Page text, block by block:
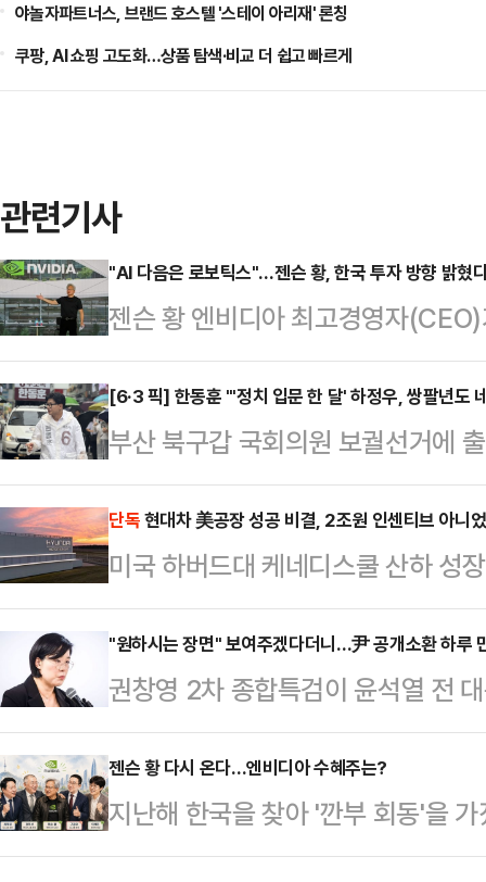
야놀자파트너스, 브랜드 호스텔 '스테이 아리재' 론칭
쿠팡, AI 쇼핑 고도화…상품 탐색·비교 더 쉽고 빠르게
관련기사
"AI 다음은 로보틱스"…젠슨 황, 한국 투자 방향 밝혔
젠슨 황 엔비디아 최고경영자
를 공개적으로 밝히며 국내 기업들
반도체를 넘어 로봇·자율주행·스
세대 성장축으로 떠오르는 가운데
간 협력도 한층 확대될 것이란 전망
이베이에서 열린 '코리아 파트너 나
문에 "우리는 항상 한국 투자를 검
중요하다…
[6·3 픽] 한동훈 "'정치 입문 한 달' 하정우, 쌍팔년도
부산 북구갑 국회의원 보궐선거에
세를 이어가는 하정우 더불어민주
달 됐는데, 쌍팔년도식 네거티브를
다"고 직격했다.한동훈 후보는 2일
하 후보에 대해 "정치는 대승적으
역사적 의미가 있는 선거에서는 더
을 가했다.박민식 국민의힘 후보가
가 '외지인 철새'를…
단독현대차 美공장 성공 비결, 2조원 인센티브 아니
미국 하버드대 케네디스쿨 산하
룹의 조지아 메타플랜트(HMGMA)
석한 보고서를 발간했다. 국내외에
요 배경으로 알려졌지만 하버드대
를 끌어들인 핵심은 보조금 규모가
수 있느냐는 '속도'였다는 분석이다.
라가 이를 따라가지 못하면서 예상
다"2021년 크리스마스 이…
"원하시는 장면" 보여주겠다더니…尹 공개소환 하루
권창영 2차 종합특검이 윤석열 전
번복했다. 김지미 특검보가 친여 성
면을 보실 것"이라고 예고한 지 약
합특검은 오는 6일 윤 전 대통령의
정했다. 앞서 김 특검보는 전날 정
젠슨 황 다시 온다…엔비디아 수혜주는?
지난해 한국을 찾아 '깐부 회동'을
(CEO)가 오는 5일 추가 방한할 예